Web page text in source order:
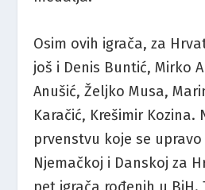
Osim ovih igrača, za
još i Denis Buntić, Mirko
Anušić, Željko Musa,
Karačić, Krešimir Kozina.
prvenstvu koje se
Njemačkoj i Danskoj za